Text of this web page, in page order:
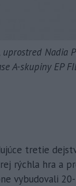
Nadia
A-skupiny EP
tretie
rýchla hra a
vybudovali